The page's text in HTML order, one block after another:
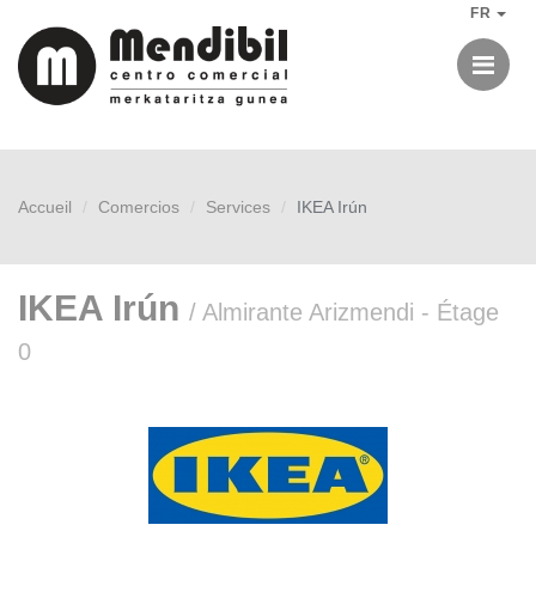
FR
Accueil Comercios Services IKEA Irún
IKEA Irún / Almirante Arizmendi - Étage
0